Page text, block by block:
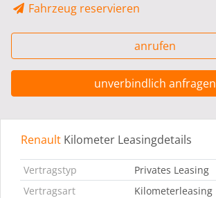
Fahrzeug reservieren
anrufen
unverbindlich anfragen
Leasingdetails Fahrzeugdetails
Renault Kilometer Leasingdetails
Vertragstyp
Privates Leasing
Vertragsart
Kilometerleasing